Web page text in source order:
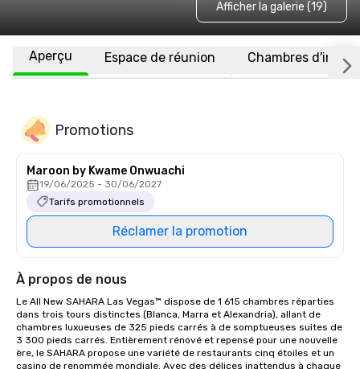
Afficher la galerie (19)
Aperçu Espace de réunion Chambres
Promotions
Maroon by Kwame Onwuachi
19/06/2025 - 30/06/2027
Tarifs promotionnels
Réclamer la promotion
À propos de nous
Le All New SAHARA Las Vegas™ dispose de 1 615 chambres réparties
dans trois tours distinctes (Blanca, Marra et Alexandria), allant de
chambres luxueuses de 325 pieds carrés à de somptueuses suites de
3 300 pieds carrés. Entièrement rénové et repensé pour une nouvelle
ère, le SAHARA propose une variété de restaurants cinq étoiles et un
casino de renommée mondiale. Avec des délices inattendus à chaque